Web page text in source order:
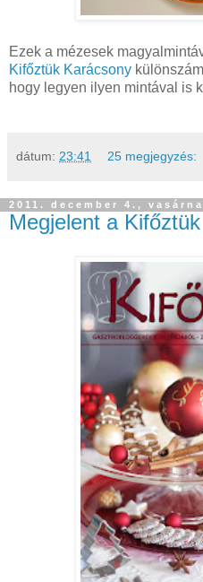
Ezek a mézesek
Kifőztük Karácsony
hogy legyen ilyen mintával is
dátum: 23:41 25 megjegyzés:
2011. december 4.,
Megjelent a